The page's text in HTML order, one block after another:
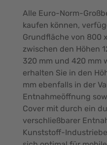
Alle Euro-Norm-
kaufen können,
Grundfläche von 800
zwischen den Höhen
320 mm und 420 mm
erhalten Sie in den
mm ebenfalls in der
Entnahmeöffnung
Cover mit durch ein
verschließbarer
Kunststoff-